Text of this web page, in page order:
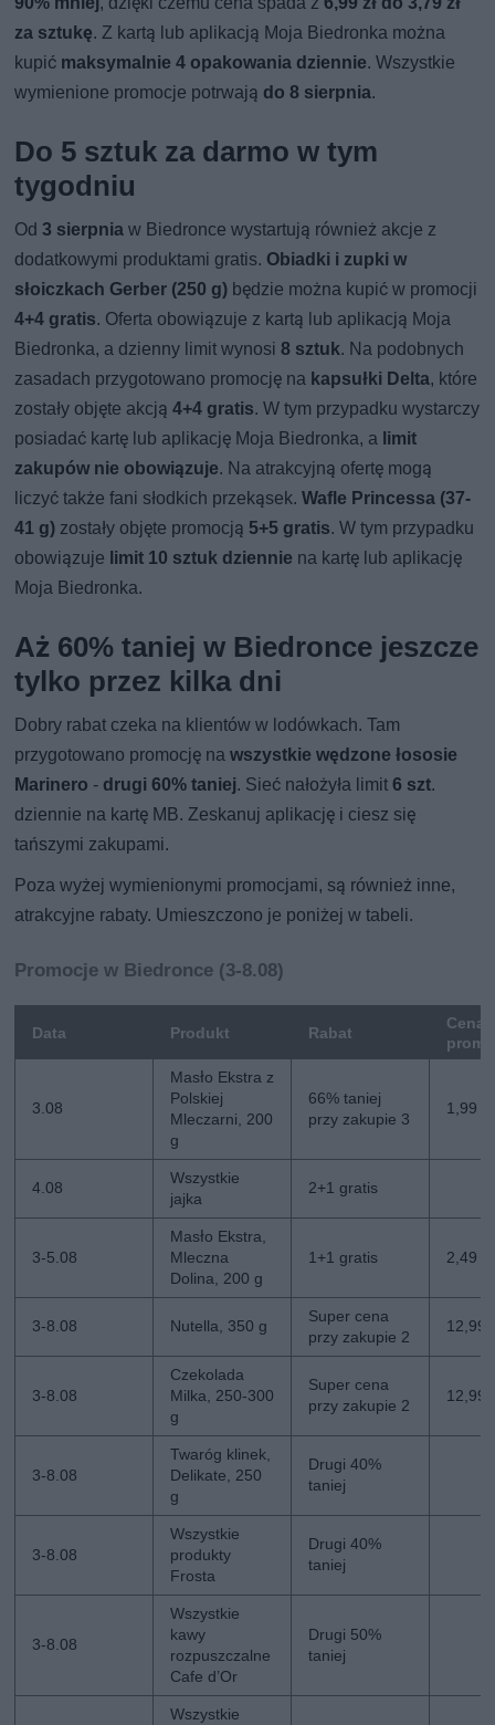
za sztukę. Z kartą lub aplikacją Moja Biedronka można
kupić maksymalnie 4 opakowania dziennie. Wszystkie
wymienione promocje potrwają do 8 sierpnia.
Do 5 sztuk za darmo w tym
tygodniu
Od3 sierpnia w Biedronce wystartują również akcje z
dodatkowymi produktami gratis. Obiadki i zupki w
słoiczkach Gerber (250 g) będzie można kupić w promocji
4+4 gratis. Oferta obowiązuje z kartą lub aplikacją Moja
Biedronka, a dzienny limit wynosi8 sztuk. Na podobnych
zasadach przygotowano promocję na kapsułki Delta, które
zostały objęte akcją4+4 gratis. W tym przypadku wystarczy
posiadać kartę lub aplikację Moja Biedronka, a limit
zakupów nie obowiązuje. Na atrakcyjną ofertę mogą
liczyć także fani słodkich przekąsek.Wafle Princessa (37-
41 g) zostały objęte promocją 5+5 gratis. W tym przypadku
obowiązuje limit 10 sztuk dziennie na kartę lub aplikację
Moja Biedronka.
Aż 60% taniej w Biedronce jeszcze
tylko przez kilka dni
Dobry rabat czeka na klientów w lodówkach. Tam
przygotowano promocję nawszystkie wędzone łososie
Marinero - drugi 60% taniej. Sieć nałożyła limit6 szt.
dziennie na kartę MB. Zeskanuj aplikację i ciesz się
tańszymi zakupami.
Poza wyżej wymienionymi promocjami, są również inne,
atrakcyjne rabaty. Umieszczono je poniżej w tabeli.
Promocje w Biedronce (3-8.08)
Data Produkt Rabat
Cena
3.08
Masło Ekstra z
Polskiej
Mleczarni, 200
g
66% taniej
przy zakupie 3
1,99
4.08
Wszystkie
jajka
2+1 gratis
3-5.08
Masło Ekstra,
Mleczna
Dolina, 200 g
1+1 gratis 2,49
3-8.08 Nutella, 350 g
Super cena
przy zakupie 2
12,99
3-8.08
Czekolada
Milka, 250-300
g
Super cena
przy zakupie 2
12,99
3-8.08
Twaróg klinek,
Delikate, 250
g
Drugi 40%
taniej
3-8.08
Wszystkie
produkty
Frosta
Drugi 40%
taniej
3-8.08
Wszystkie
kawy
rozpuszczalne
Cafe d’Or
Drugi 50%
taniej
Wszystkie